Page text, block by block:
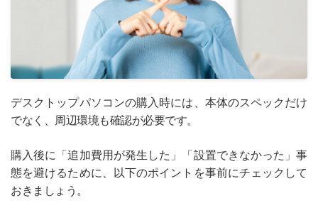
デスクトップパソコンの購入時には、本体のスペックだけ
でなく、周辺環境も確認が必要です。
購入後に「追加費用が発生した」「設置できなかった」事
態を避けるために、以下のポイントを事前にチェックして
おきましょう。